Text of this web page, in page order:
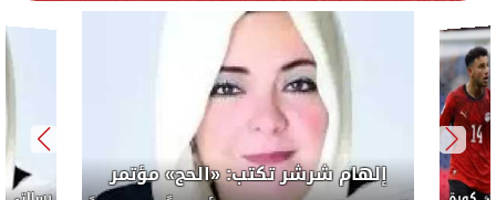
إلهام شرشر تكتب: «الحج» مؤتمر